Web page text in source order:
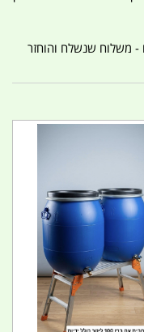
- משלוח שנשלח והוחזר